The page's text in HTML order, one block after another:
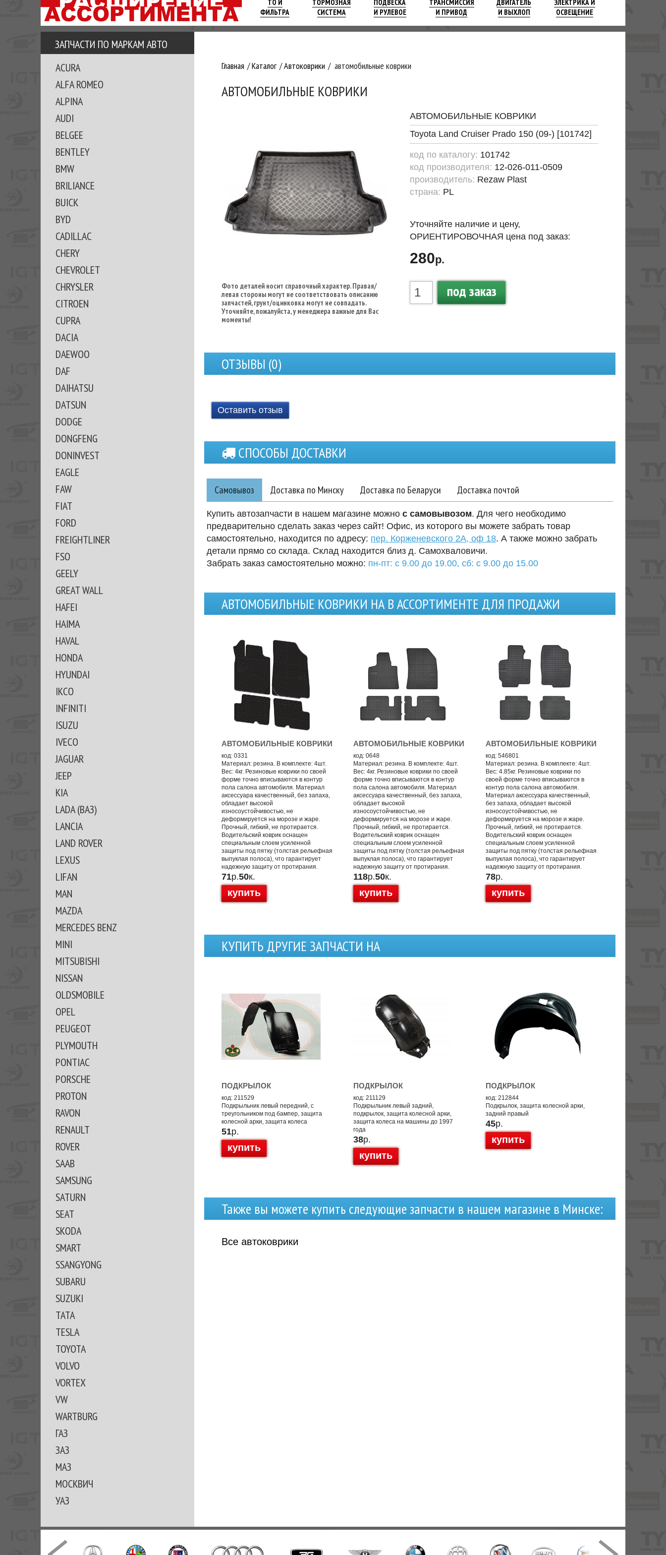
ТО И
ФИЛЬТРА
ТОРМОЗНАЯ
СИСТЕМА
ПОДВЕСКА
И РУЛЕВОЕ
ТРАНСМИССИЯ
И ПРИВОД
ДВИГАТЕЛЬ
И ВЫХЛОП
ЭЛЕКТРИКА И
ОСВЕЩЕНИЕ
ЗАПЧАСТИ ПО МАРКАМ АВТО
ACURA
ALFA ROMEO
ALPINA
AUDI
BELGEE
BENTLEY
BMW
BRILIANCE
BUICK
BYD
CADILLAC
CHERY
CHEVROLET
CHRYSLER
CITROEN
CUPRA
DACIA
DAEWOO
DAF
DAIHATSU
DATSUN
DODGE
DONGFENG
DONINVEST
EAGLE
FAW
FIAT
FORD
FREIGHTLINER
FSO
GEELY
GREAT WALL
HAFEI
HAIMA
HAVAL
HONDA
HYUNDAI
IKCO
INFINITI
ISUZU
IVECO
JAGUAR
JEEP
KIA
LADA (ВАЗ)
LANCIA
LAND ROVER
LEXUS
LIFAN
MAN
MAZDA
MERCEDES BENZ
MINI
MITSUBISHI
NISSAN
OLDSMOBILE
OPEL
PEUGEOT
PLYMOUTH
PONTIAC
PORSCHE
PROTON
RAVON
RENAULT
ROVER
SAAB
SAMSUNG
SATURN
SEAT
SKODA
SMART
SSANGYONG
SUBARU
SUZUKI
TATA
TESLA
TOYOTA
VOLVO
VORTEX
VW
WARTBURG
ГАЗ
ЗАЗ
МАЗ
МОСКВИЧ
УАЗ
Главная Каталог Автоковрики автомобильные коврики
АВТОМОБИЛЬНЫЕ КОВРИКИ
Фото деталей носит справочный характер. Правая/
левая стороны могут не соответствовать описанию
запчастей, грунт/оцинковка могут не совпадать.
Уточняйте, пожалуйста, у менеджера важные для Вас
моменты!
АВТОМОБИЛЬНЫЕ КОВРИКИ
Toyota Land Cruiser Prado 150 (09-) [101742]
код по каталогу: 101742
код производителя: 12-026-011-0509
производитель: Rezaw Plast
страна: PL
Уточняйте наличие и цену,
ОРИЕНТИРОВОЧНАЯ цена под заказ:
280р.
под заказ
ОТЗЫВЫ (0)
Оставить отзыв
СПОСОБЫ ДОСТАВКИ
Самовывоз Доставка по Минску Доставка по Беларуси Доставка почтой
Купить автозапчасти в нашем магазине можно с самовывозом. Для чего необходимо
предварительно сделать заказ через сайт! Офис, из которого вы можете забрать товар
самостоятельно, находится по адресу: пер. Корженевского 2А, оф 18. А также можно забрать
детали прямо со склада. Склад находится близ д. Самохваловичи.
Забрать заказ самостоятельно можно: пн-пт: с 9.00 до 19.00, сб: с 9.00 до 15.00
АВТОМОБИЛЬНЫЕ КОВРИКИ НА В АССОРТИМЕНТЕ ДЛЯ ПРОДАЖИ
АВТОМОБИЛЬНЫЕ КОВРИКИ
код: 0331
Материал: резина. В комплекте: 4шт.
Вес: 4кг. Резиновые коврики по своей
форме точно вписываются в контур
пола салона автомобиля. Материал
аксессуара качественный, без запаха,
обладает высокой
износоустойчивостью, не
деформируется на морозе и жаре.
Прочный, гибкий, не протирается.
Водительский коврик оснащен
специальным слоем усиленной
защиты под пятку (толстая рельефная
выпуклая полоса), что гарантирует
надежную защиту от протирания.
71р.50к.
купить
АВТОМОБИЛЬНЫЕ КОВРИКИ
код: 0648
Материал: резина. В комплекте: 4шт.
Вес: 4кг. Резиновые коврики по своей
форме точно вписываются в контур
пола салона автомобиля. Материал
аксессуара качественный, без запаха,
обладает высокой
износоустойчивостью, не
деформируется на морозе и жаре.
Прочный, гибкий, не протирается.
Водительский коврик оснащен
специальным слоем усиленной
защиты под пятку (толстая рельефная
выпуклая полоса), что гарантирует
надежную защиту от протирания.
118р.50к.
купить
АВТОМОБИЛЬНЫЕ КОВРИКИ
код: 546801
Материал: резина. В комплекте: 4шт.
Вес: 4.85кг. Резиновые коврики по
своей форме точно вписываются в
контур пола салона автомобиля.
Материал аксессуара качественный,
без запаха, обладает высокой
износоустойчивостью, не
деформируется на морозе и жаре.
Прочный, гибкий, не протирается.
Водительский коврик оснащен
специальным слоем усиленной
защиты под пятку (толстая рельефная
выпуклая полоса), что гарантирует
надежную защиту от протирания.
78р.
купить
КУПИТЬ ДРУГИЕ ЗАПЧАСТИ НА
ПОДКРЫЛОК
код: 211529
Подкрыльник левый передний, с
треугольником под бампер, защита
колесной арки, защита колеса
51р.
купить
ПОДКРЫЛОК
код: 211129
Подкрыльник левый задний,
подкрылок, защита колесной арки,
защита колеса на машины до 1997
года
38р.
купить
ПОДКРЫЛОК
код: 212844
Подкрылок, защита колесной арки,
задний правый
45р.
купить
Также вы можете купить следующие запчасти в нашем магазине в Минске:
Все автоковрики